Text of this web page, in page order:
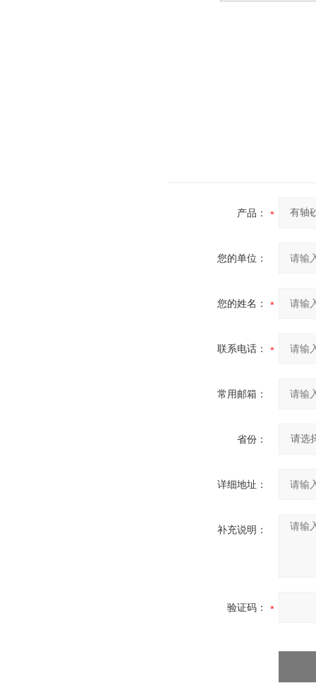
产品：
您的单位：
您的姓名：
联系电话：
常用邮箱：
省份：
详细地址：
补充说明：
验证码：